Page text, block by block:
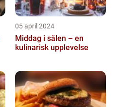
05 april 2024
Middag i sälen – en
kulinarisk upplevelse